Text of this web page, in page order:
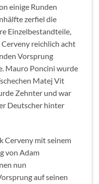
einige Runden
zerfiel die
Einzelbestandteile,
reichlich acht
Vorsprung
Mauro Poncini wurde
Matej Vit
Zehnter und war
Deutscher hinter
Cerveny mit seinem
von Adam
nun
auf seinen